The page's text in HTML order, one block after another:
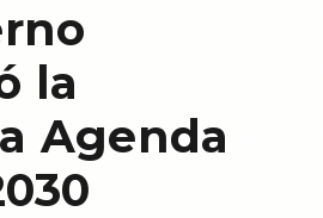
la
Agenda